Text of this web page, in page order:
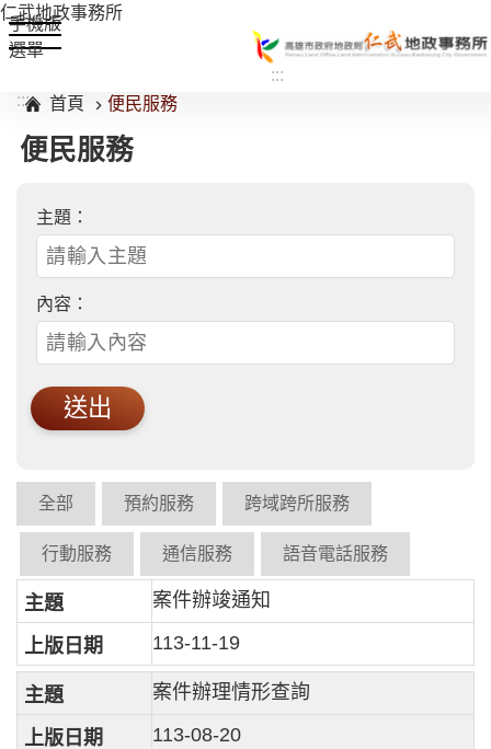
跳到主要內容區塊
手機版
選單
仁武地政事務所
:::
:::
首頁 便民服務
便民服務
主題：
內容：
全部 預約服務 跨域跨所服務
行動服務 通信服務 語音電話服務
案件辦竣通知
113-11-19
案件辦理情形查詢
113-08-20